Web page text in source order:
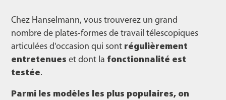
Chez Hanselmann, vous trouverez un grand
nombre de plates-formes de travail télescopiques
articulées d'occasion qui sont régulièrement
entretenues et dont la fonctionnalité est
testée.
Parmi les modèles les plus populaires, on